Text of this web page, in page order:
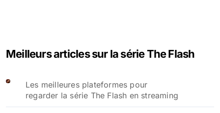
Meilleurs articles sur la série The Flash
Les meilleures plateformes pour
regarder la série The Flash en streaming